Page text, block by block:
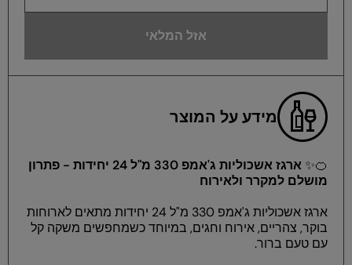
לארגז
יחידות
לארגז
יחידות
אזל המלאי
מידע על המוצר
🍊✨
ארגז אשכוליות ג'אמפ 330 מ"ל 24 יחידות - פתרון
מושלם למקרר ולאירוח
ארגז אשכוליות ג'אמפ 330 מ"ל 24 יחידות מתאים לארוחות
בוקר, צהריים, אירוח וחגים, במיוחד כשמחפשים משקה קל
עם טעם ברור.